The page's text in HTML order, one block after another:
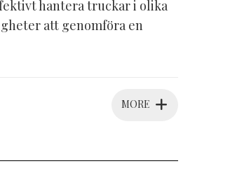
hantera truckar i olika
att genomföra en
MORE